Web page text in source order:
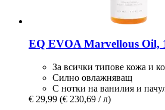
EQ EVOAMarvellous Oil,
За всички типове кожа и
Силно овлажняващ
С нотки на ванилия и
€ 29,99 (€ 230,69 / л)